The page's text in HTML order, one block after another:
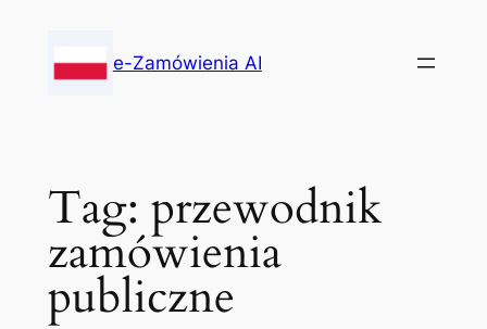
content
e-Zamówienia AI
Tag: przewodnik
zamówienia
publiczne